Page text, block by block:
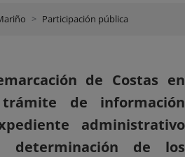
Participación pública
de Costas en
de información
administrativo
determinación de los